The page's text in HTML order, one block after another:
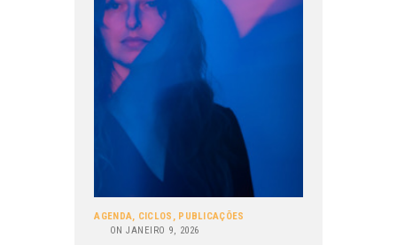
AGENDA, CICLOS , PUBLICAÇÕES
ON JANEIRO 9, 2026